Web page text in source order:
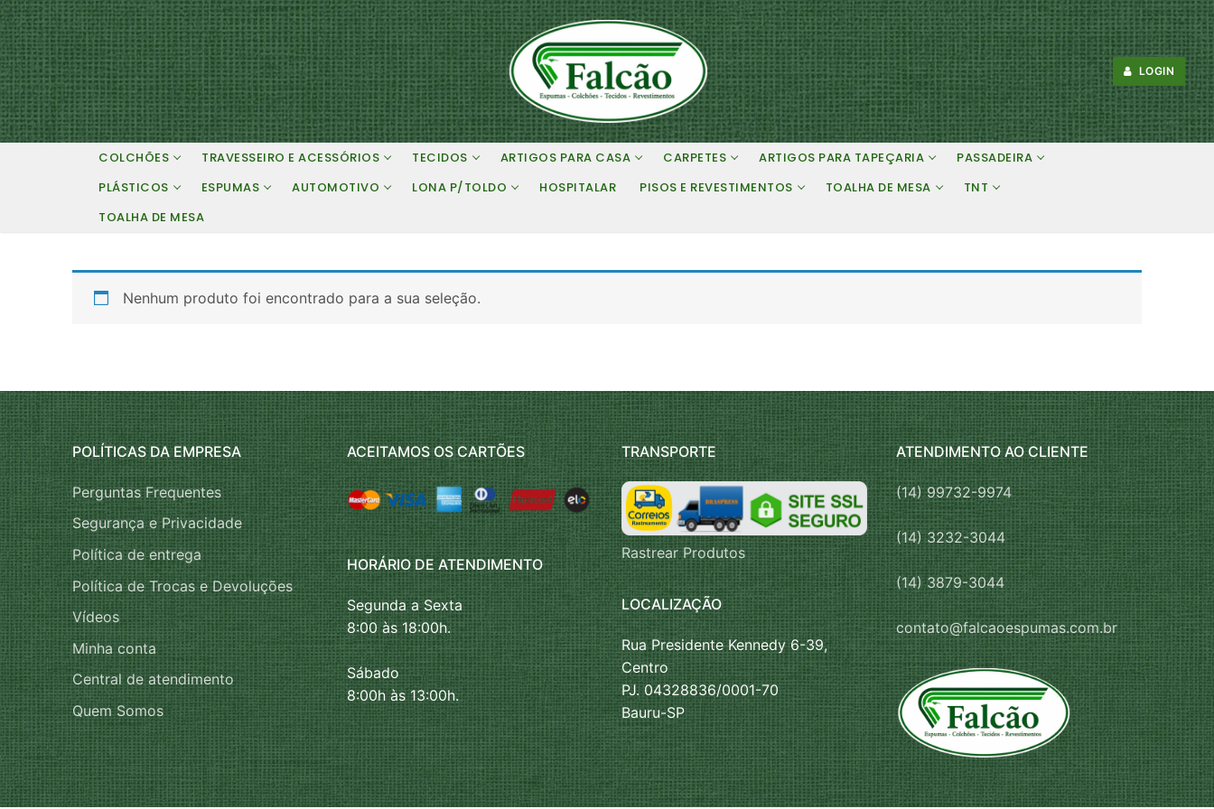
Pular
para
o
conteúdo
LOGIN
COLCHÕES TRAVESSEIRO E ACESSÓRIOS TECIDOS ARTIGOS PARA CASA CARPETES ARTIGOS PARA TAPEÇARIA
PASSADEIRA
PLÁSTICOS
ESPUMAS AUTOMOTIVO LONA P/TOLDO HOSPITALAR PISOS E REVESTIMENTOS TOALHA DE MESA
TNT
TOALHA DE MESA
Nenhum produto foi encontrado para a sua seleção.
POLÍTICAS DA EMPRESA
Perguntas Frequentes
Segurança e Privacidade
Política de entrega
Política de Trocas e Devoluções
Vídeos
Minha conta
Central de atendimento
Quem Somos
ACEITAMOS OS CARTÕES
HORÁRIO DE ATENDIMENTO
Segunda a Sexta
8:00 às 18:00h.
Sábado
8:00h às 13:00h.
TRANSPORTE
Rastrear Produtos
LOCALIZAÇÃO
Rua Presidente Kennedy 6-39,
Centro
PJ. 04328836/0001-70
Bauru-SP
ATENDIMENTO AO CLIENTE
(14) 99732-9974
(14) 3232-3044
(14) 3879-3044
contato@falcaoespumas.com.br